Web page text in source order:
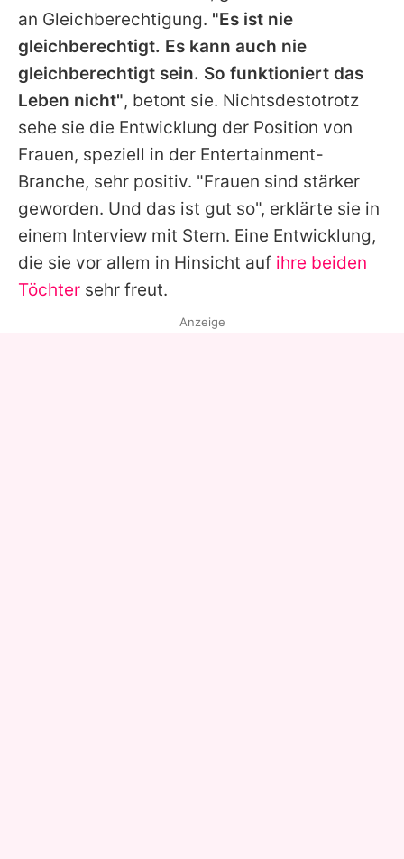
an Gleichberechtigung. "Es ist nie
gleichberechtigt. Es kann auch nie
gleichberechtigt sein. So funktioniert das
Leben nicht", betont sie. Nichtsdestotrotz
sehe sie die Entwicklung der Position von
Frauen, speziell in der Entertainment-
Branche, sehr positiv. "Frauen sind stärker
geworden. Und das ist gut so", erklärte sie in
einem Interview mit Stern. Eine Entwicklung,
die sie vor allem in Hinsicht auf ihre beiden
Töchter sehr freut.
Anzeige